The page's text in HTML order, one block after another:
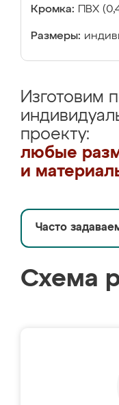
Кромка: ПВХ
Размеры:
Изготовим
проекту:
любые
и
Часто
Схема